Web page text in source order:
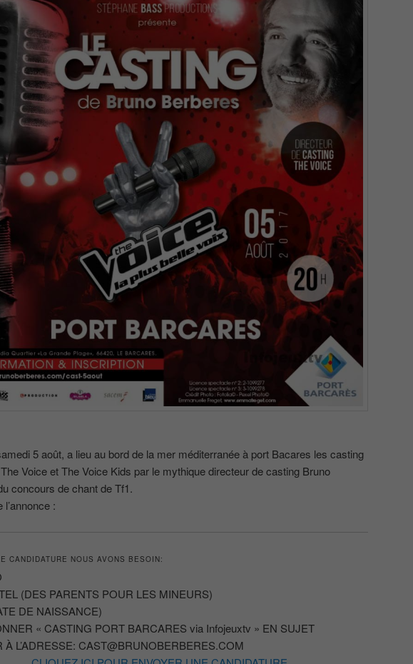
5 août, a lieu au bord de la mer méditerranée à port Bacares les casting
Voice et The Voice Kids par le mythique directeur de casting Bruno
concours de chant de Tf1.
l’annonce :
CANDIDATURE NOUS AVONS BESOIN:
(DES PARENTS POUR LES MINEURS)
DE NAISSANCE)
« CASTING PORT BARCARES via Infojeuxtv » EN SUJET
À L’ADRESSE: CAST@BRUNOBERBERES.COM